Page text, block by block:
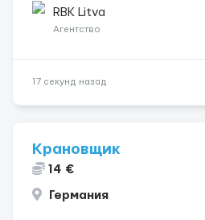
нужен 📆 ГРАФИК РАБОТЫ: - ПН по
RBK Litva
Агентство
17 секунд назад
Крановщик
14 €
Германия